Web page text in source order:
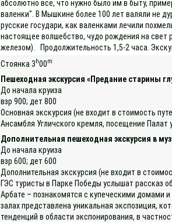
абсолютно все, что нужно было им в быту,
валенки". В Мышкине более 100 лет валяли не
русские государи, как валенками лечили
настоящее волшебство, чудо рождения на свет
железом). Продолжительность 1,5-2 часа.
Стоянка 3 h00m
Пешеходная экскурсия «Предание старины
До начала круиза
взр 900; дет 800
Основная экскурсия (не входит в стоимость
Ансамбля Угличского кремля, посещение Палат
Дополнительная пешеходная экскурсия в
До начала круиза
взр 600; дет 600
Дополнительная экскурсия (не входит в
ГЭС туристы в Парке Победы услышат рассказ
Арбате – познакомятся с купеческими домами
залах представлена уникальная экспозиция,
тенденций в области экспонирования, в